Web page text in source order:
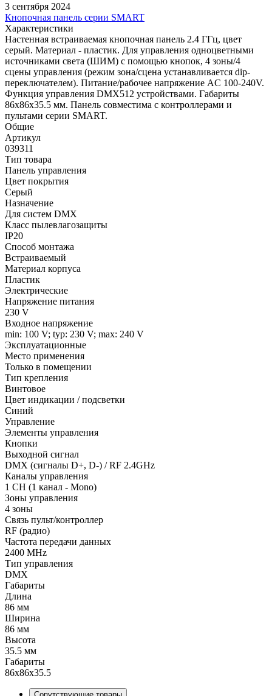
3 сентября 2024
Кнопочная панель серии SMART
Характеристики
Настенная встраиваемая кнопочная панель 2.4 ГГц, цвет
серый. Материал - пластик. Для управления одноцветными
источниками света (ШИМ) с помощью кнопок, 4 зоны/4
сцены управления (режим зона/сцена устанавливается dip-
переключателем). Питание/рабочее напряжение AC 100-240V.
Функция управления DMX512 устройствами. Габариты
86х86х35.5 мм. Панель совместима с контроллерами и
пультами серии SMART.
Общие
Артикул
039311
Тип товара
Панель управления
Цвет покрытия
Серый
Назначение
Для систем DMX
Класс пылевлагозащиты
IP20
Способ монтажа
Встраиваемый
Материал корпуса
Пластик
Электрические
Напряжение питания
230 V
Входное напряжение
min: 100 V; typ: 230 V; max: 240 V
Эксплуатационные
Место применения
Только в помещении
Тип крепления
Винтовое
Цвет индикации / подсветки
Синий
Управление
Элементы управления
Кнопки
Выходной сигнал
DMX (сигналы D+, D-) / RF 2.4GHz
Каналы управления
1 CH (1 канал - Mono)
Зоны управления
4 зоны
Связь пульт/контроллер
RF (радио)
Частота передачи данных
2400 MHz
Тип управления
DMX
Габариты
Длина
86 мм
Ширина
86 мм
Высота
35.5 мм
Габариты
86x86x35.5